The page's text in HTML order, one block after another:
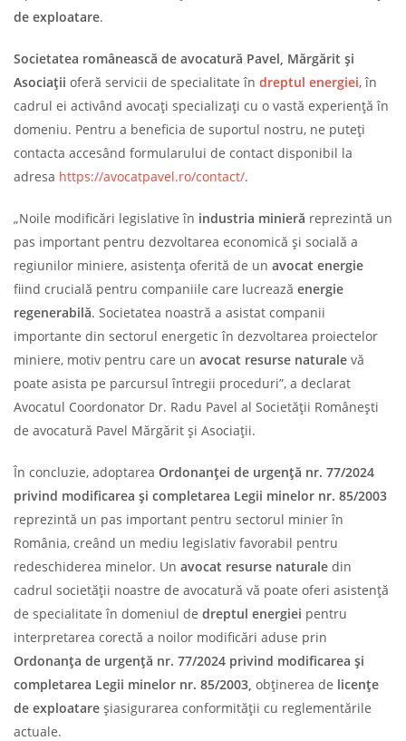
de exploatare.
Societatea românească de avocatură Pavel, Mărgărit și
Asociații oferă servicii de specialitate în dreptul energiei, în
cadrul ei activând avocați specializați cu o vastă experiență în
domeniu. Pentru a beneficia de suportul nostru, ne puteți
contacta accesând formularului de contact disponibil la
adresa https://avocatpavel.ro/contact/.
„Noile modificări legislative în industria minieră reprezintă un
pas important pentru dezvoltarea economică și socială a
regiunilor miniere, asistența oferită de un avocat energie
fiind crucială pentru companiile care lucrează energie
regenerabilă. Societatea noastră a asistat companii
importante din sectorul energetic în dezvoltarea proiectelor
miniere, motiv pentru care un avocat resurse naturale vă
poate asista pe parcursul întregii proceduri”, a declarat
Avocatul Coordonator Dr. Radu Pavel al Societății Românești
de avocatură Pavel Mărgărit și Asociații.
În concluzie, adoptarea Ordonanţei de urgenţă nr. 77/2024
privind modificarea şi completarea Legii minelor nr. 85/2003
reprezintă un pas important pentru sectorul minier în
România, creând un mediu legislativ favorabil pentru
redeschiderea minelor. Un avocat resurse naturale din
cadrul societății noastre de avocatură vă poate oferi asistență
de specialitate în domeniul de dreptul energiei pentru
interpretarea corectă a noilor modificări aduse prin
Ordonanţa de urgenţă nr. 77/2024 privind modificarea şi
completarea Legii minelor nr. 85/2003, obținerea de licențe
de exploatare șiasigurarea conformității cu reglementările
actuale.